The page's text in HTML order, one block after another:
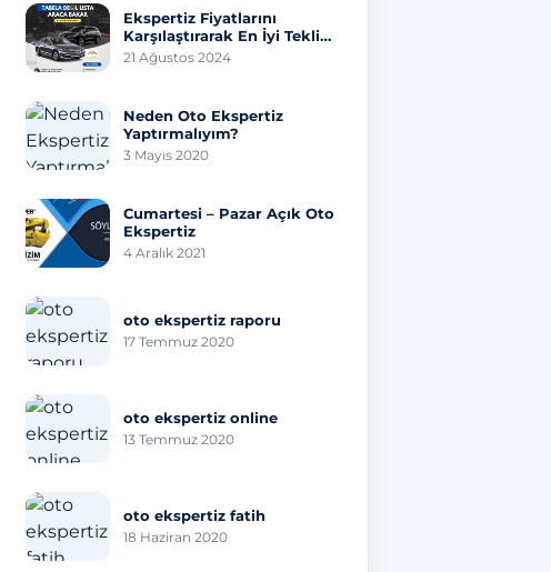
Ekspertiz Fiyatlarını
Karşılaştırarak En İyi Teklifi
Bulmanın Yolları
21 Ağustos 2024
Neden Oto Ekspertiz
Yaptırmalıyım?
3 Mayıs 2020
Cumartesi – Pazar Açık Oto
Ekspertiz
4 Aralık 2021
oto ekspertiz raporu
17 Temmuz 2020
oto ekspertiz online
13 Temmuz 2020
oto ekspertiz fatih
18 Haziran 2020